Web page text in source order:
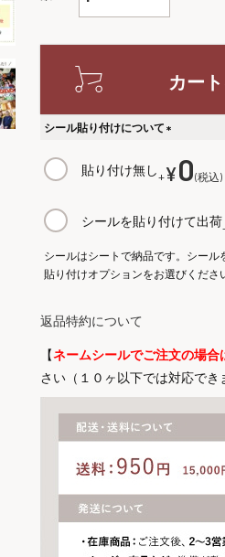
カー
シール貼り付けについて
必
貼り付け無し+¥0 税込
シールを貼り付けて出荷
シールはシートで納品です。シー
貼り付けオプションをお選びくださ
返品特約について
【ネームシールでご注文の場合
さい（１０ヶ以下では対応でき